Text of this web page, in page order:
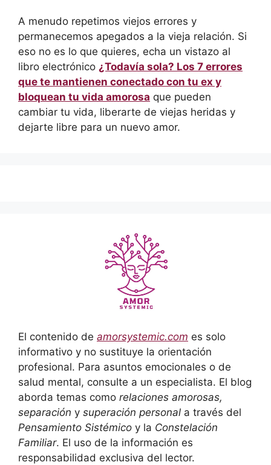
A menudo repetimos viejos errores y
permanecemos apegados a la vieja relación. Si
eso no es lo que quieres, echa un vistazo al
libro electrónico ¿Todavía sola? Los 7 errores
que te mantienen conectado con tu ex y
bloquean tu vida amorosa que pueden
cambiar tu vida, liberarte de viejas heridas y
dejarte libre para un nuevo amor.
El contenido de amorsystemic.com es solo
informativo y no sustituye la orientación
profesional. Para asuntos emocionales o de
salud mental, consulte a un especialista. El blog
aborda temas como relaciones amorosas,
separación y superación personal a través del
Pensamiento Sistémico y la Constelación
Familiar. El uso de la información es
responsabilidad exclusiva del lector.